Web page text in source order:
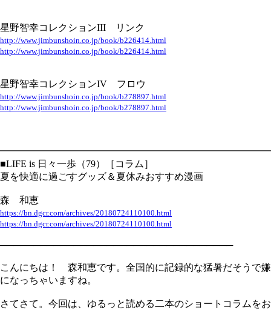
星野智幸コレクションIII リンク
http://www.jimbunshoin.co.jp/book/b226414.html
http://www.jimbunshoin.co.jp/book/b226414.html
星野智幸コレクションIV フロウ
http://www.jimbunshoin.co.jp/book/b278897.html
http://www.jimbunshoin.co.jp/book/b278897.html
■LIFE is 日々一歩（79）［コラム］
夏を快適に過ごすグッズ＆夏休みおすすめ漫画
森 和恵
https://bn.dgcr.com/archives/20180724110100.html
https://bn.dgcr.com/archives/20180724110100.html
───────────────────────────────────
こんにちは！ 森和恵です。全国的に記録的な猛暑だそうで嫌
になっちゃいますね。
さてさて。今回は、ゆるっと読める二本のショートコラムをお